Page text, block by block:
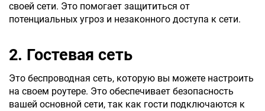
своей сети. Это помогает защититься от
потенциальных угроз и незаконного доступа к сети.
2. Гостевая сеть
Это беспроводная сеть, которую вы можете настроить
на своем роутере. Это обеспечивает безопасность
вашей основной сети, так как гости подключаются к